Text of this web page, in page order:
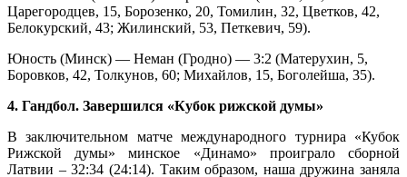
Царегородцев, 15, Борозенко, 20, Томилин, 32, Цветков, 42,
Белокурский, 43; Жилинский, 53, Петкевич, 59).
Юность (Минск) — Неман (Гродно) — 3:2 (Матерухин, 5,
Боровков, 42, Толкунов, 60; Михайлов, 15, Боголейша, 35).
4. Гандбол. Завершился «Кубок рижской думы»
В заключительном матче международного турнира «Кубок
Рижской думы» минское «Динамо» проиграло сборной
Латвии – 32:34 (24:14). Таким образом, наша дружина заняла